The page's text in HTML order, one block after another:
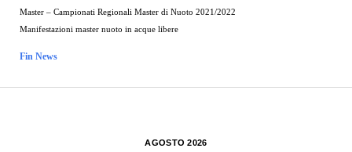
Master – Campionati Regionali Master di Nuoto 2021/2022
Manifestazioni master nuoto in acque libere
Fin News
AGOSTO 2026